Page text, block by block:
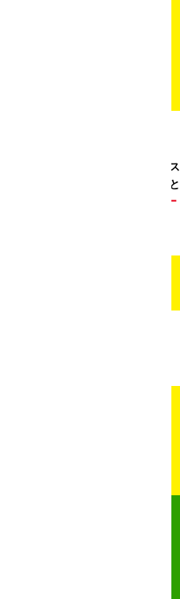
。ガソリンス
工場の既存インフラを活用すること
リー